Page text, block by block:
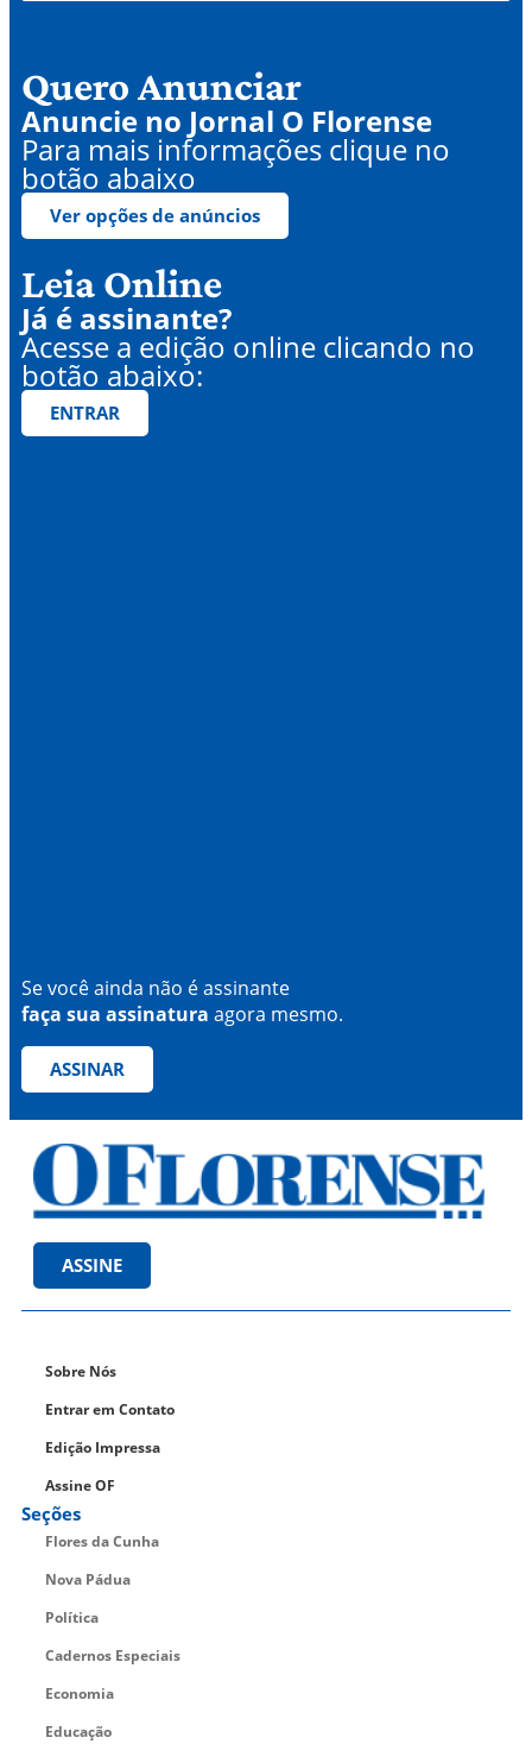
Quero Anunciar
Anuncie no Jornal O Florense
Para mais informações clique no
botão abaixo
Ver opções de anúncios
Leia Online
Já é assinante?
Acesse a edição online clicando no
botão abaixo:
ENTRAR
Se você ainda não é assinante
faça sua assinatura agora mesmo.
ASSINAR
ASSINE
Sobre Nós
Entrar em Contato
Edição Impressa
Assine OF
Seções
Flores da Cunha
Nova Pádua
Política
Cadernos Especiais
Economia
Educação